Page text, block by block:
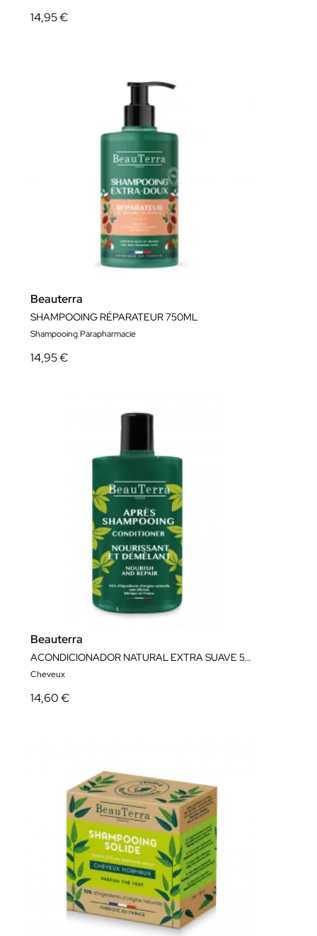
14,95 €
Beauterra
SHAMPOOING RÉPARATEUR 750ML
Shampooing Parapharmacie
14,95 €
Beauterra
ACONDICIONADOR NATURAL EXTRA SUAVE 500ML
Cheveux
14,60 €